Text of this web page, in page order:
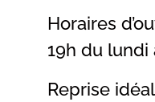
Horaires
19h du lundi
Reprise